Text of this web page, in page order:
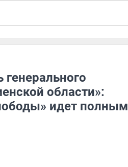
области»:
идет полным